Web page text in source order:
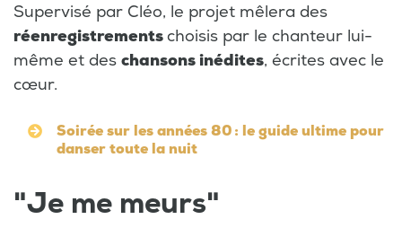
Supervisé par Cléo, le projet mêlera des
réenregistrementschoisis par le chanteur lui-
même et des chansons inédites, écrites avec le
cœur.
Soirée sur les années 80 : le guide ultime pour
danser toute la nuit
"Je me meurs"